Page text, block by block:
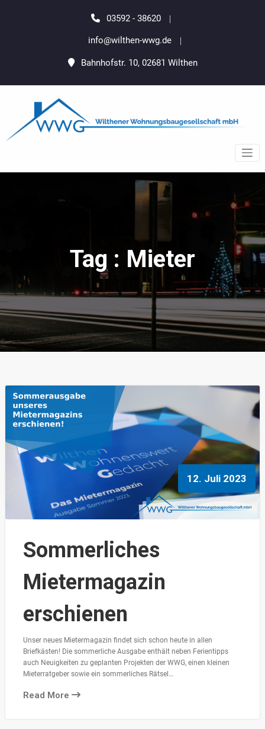
03592 - 38620
info@wilthen-wwg.de
Bahnhofstr. 10, 02681 Wilthen
Wohnungsbaugesellschaft
Tag : Mieter
12. Juli 2023
Sommerliches
Mietermagazin
erschienen
Unser neues Mietermagazin findet sich schon heute in allen
Briefkästen! Die sommerliche Ausgabe enthält neben Ferientipps
auch Neuigkeiten zu geplanten Projekten der WWG, einen kleinen
Mieterratgeber sowie ein sommerliches Rätsel…
Read More